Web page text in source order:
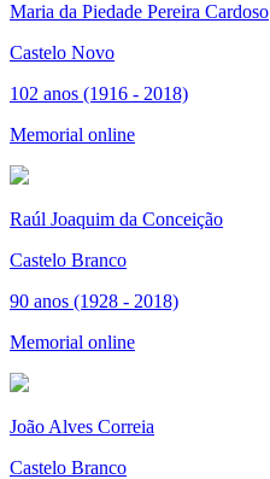
Maria da Piedade Pereira Cardoso
Castelo Novo
102 anos (1916 - 2018)
Memorial online
Raúl Joaquim da Conceição
Castelo Branco
90 anos (1928 - 2018)
Memorial online
João Alves Correia
Castelo Branco